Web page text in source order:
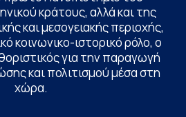
κράτους, αλλά και της
και μεσογειακής περιοχής,
κοινωνικο-ιστορικό ρόλο, ο
για την παραγωγή
και πολιτισμού μέσα στη
χώρα.